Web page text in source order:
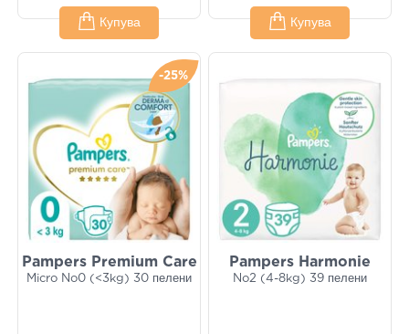
Купува Купува
-25%
Pampers Premium Care
Micro No0 (<3kg) 30 пелени
Pampers Harmonie
No2 (4-8kg) 39 пелени